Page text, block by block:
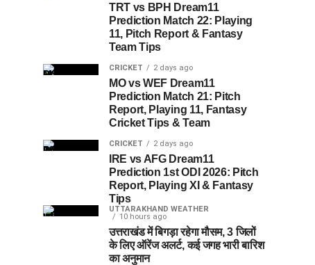
TRT vs BPH Dream11
Prediction Match 22: Playing
11, Pitch Report & Fantasy
Team Tips
CRICKET 2 days ago
MO vs WEF Dream11
Prediction Match 21: Pitch
Report, Playing 11, Fantasy
Cricket Tips & Team
CRICKET 2 days ago
IRE vs AFG Dream11
Prediction 1st ODI 2026: Pitch
Report, Playing XI & Fantasy
Tips
UTTARAKHAND WEATHER
10 hours ago
उत्तराखंड में बिगड़ा रहेगा मौसम, 3 जिलों
के लिए ऑरेंज अलर्ट, कई जगह भारी बारिश
का अनुमान